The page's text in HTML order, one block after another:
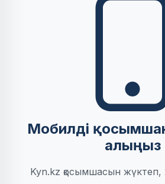
Мобилді
алыңыз
Kyn.kz қосымшасын жүктеп,